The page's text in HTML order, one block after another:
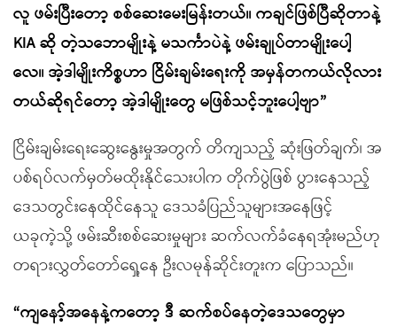
လူ ဖမ်းပြီးတော့ စစ်ဆေးမေးမြန်းတယ်။ ကချင်ဖြစ်ပြီဆိုတာနဲ့
KIA ဆို တဲ့သဘောမျိုးနဲ့ မသင်္ကာပဲနဲ့ ဖမ်းချုပ်တာမျိုးပေါ့
လေ။ အဲ့ဒါမျိုးကိစ္စဟာ ငြိမ်းချမ်းရေးကို အမှန်တကယ်လိုလား
တယ်ဆိုရင်တော့ အဲ့ဒါမျိုးတွေ မဖြစ်သင့်ဘူးပေါ့ဗျာ”
ငြိမ်းချမ်းရေးဆွေးနွေးမှုအတွက် တိကျသည့် ဆုံးဖြတ်ချက်၊ အ
ပစ်ရပ်လက်မှတ်မထိုးနိုင်သေးပါက တိုက်ပွဲဖြစ် ပွားနေသည့်
ဒေသတွင်းနေထိုင်နေသူ ဒေသခံပြည်သူများအနေဖြင့်
ယခုကဲ့သို့ ဖမ်းဆီးစစ်ဆေးမှုများ ဆက်လက်ခံနေရအုံးမည်ဟု
တရားလွှတ်တော်ရှေ့နေ ဦးလမုန်ဆိုင်းတူးက ပြောသည်။
“ကျနော့်အနေနဲ့ကတော့ ဒီ ဆက်စပ်နေတဲ့ဒေသတွေမှာ